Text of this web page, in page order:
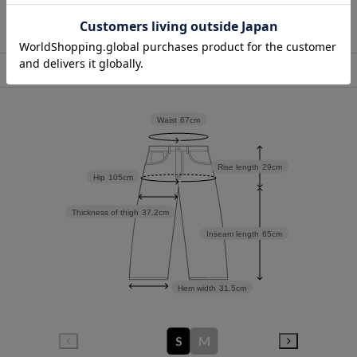
店舗在庫表示
Inseam length 65cm
Rise length 29cm
Hem width 31.5cm
Thickness of thigh 37.2cm
Hip 105cm
Waist 67cm
S M